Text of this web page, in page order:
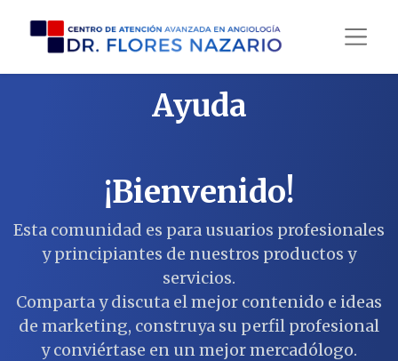
Ayuda
¡Bienvenido!
Esta comunidad es para usuarios profesionales
y principiantes de nuestros productos y
servicios.
Comparta y discuta el mejor contenido e ideas
de marketing, construya su perfil profesional
y conviértase en un mejor mercadólogo.